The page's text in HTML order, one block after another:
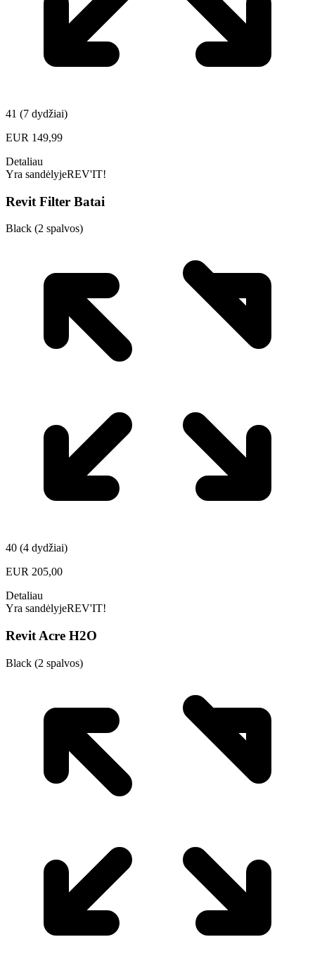
41 (7 dydžiai)
EUR 149,99
Detaliau
Yra sandėlyjeREV'IT!
Revit Filter Batai
Black (2 spalvos)
40 (4 dydžiai)
EUR 205,00
Detaliau
Yra sandėlyjeREV'IT!
Revit Acre H2O
Black (2 spalvos)